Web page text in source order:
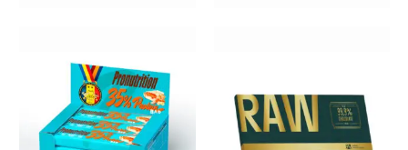
through
19.99€
has
multiple
variants.
The